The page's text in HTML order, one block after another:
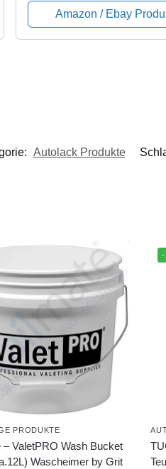
Amazon / Ebay
Autolack Produkte
PRODUKTE
– ValetPRO Wash Bucket
Wascheimer by Grit
-